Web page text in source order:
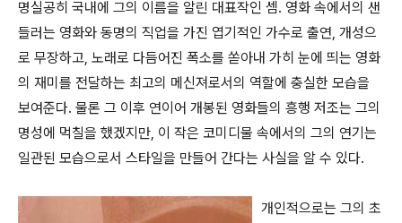
명실공히 국내에 그의 이름을 알린 대표작인 셈. 영화 속에서의 샌
들러는 영화와 동명의 직업을 가진 엽기적인 가수로 출연, 개성으
로 무장하고, 노래로 다듬어진 폭소를 쏟아내 가히 눈에 띄는 영화
의 재미를 전달하는 최고의 메신져로서의 역할에 충실한 모습을
보여준다. 물론 그 이후 연이어 개봉된 영화들의 흥행 저조는 그의
명성에 먹칠을 했겠지만, 이 작은 코미디물 속에서의 그의 연기는
일관된 모습으로서 스타일을 만들어 간다는 사실을 알 수 있다.
개인적으로는 그의 초